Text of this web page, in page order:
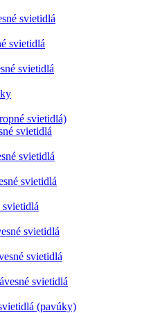
svietidlá
svietidlá
svietidlá
svietidlá)
svietidlá
svietidlá
svietidlá
svietidlá
svietidlá
svietidlá
svietidlá
(pavúky)